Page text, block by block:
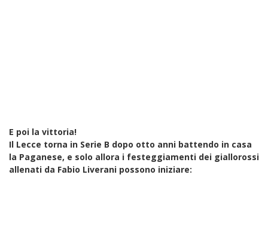
E poi la vittoria!
Il Lecce torna in Serie B dopo otto anni battendo in casa
la Paganese, e solo allora i festeggiamenti dei giallorossi
allenati da Fabio Liverani possono iniziare: